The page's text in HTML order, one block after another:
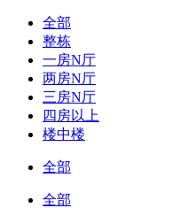
全部
整栋
一房N厅
两房N厅
三房N厅
四房以上
楼中楼
全部
全部